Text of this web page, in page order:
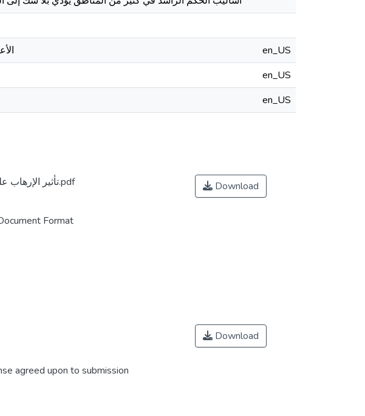
- الأعمال
en_US
en_US
en_US
تأثير الإرهاب على العلاقات الدولية.pdf
Format
Download
agreed upon to submission
Download